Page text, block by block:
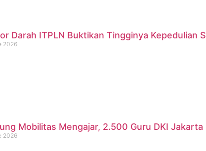
Darah ITPLN Buktikan Tingginya Kepedulian
2026
Mobilitas Mengajar, 2.500 Guru DKI
2026